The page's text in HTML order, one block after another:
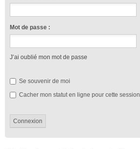
Mot de passe :
J’ai oublié mon mot de passe
Se souvenir de moi
Cacher mon statut en ligne pour cette session